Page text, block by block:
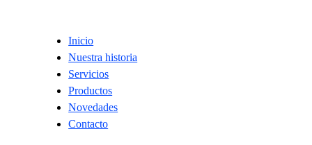
Inicio
Nuestra historia
Servicios
Productos
Novedades
Contacto